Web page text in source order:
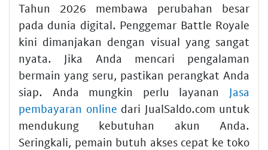
Tahun 2026 membawa perubahan besar
pada dunia digital. Penggemar Battle Royale
kini dimanjakan dengan visual yang sangat
nyata. Jika Anda mencari pengalaman
bermain yang seru, pastikan perangkat Anda
siap. Anda mungkin perlu layanan Jasa
pembayaran online dari JualSaldo.com untuk
mendukung kebutuhan akun Anda.
Seringkali, pemain butuh akses cepat ke toko